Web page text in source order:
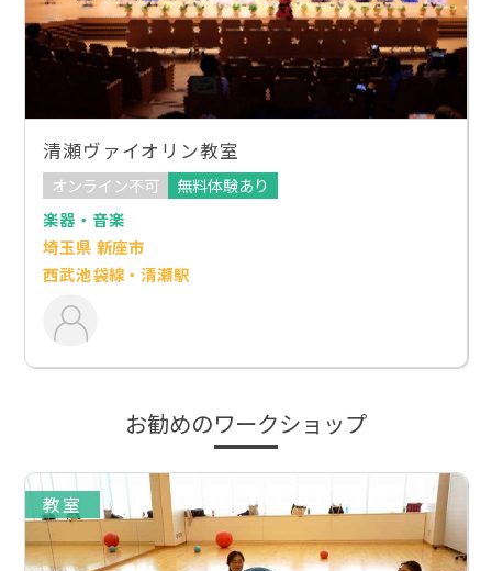
清瀬ヴァイオリン教室
オンライン不可
無料体験あり
楽器・音楽
埼玉県 新座市
西武池袋線・清瀬駅
お勧めのワークショップ
教室